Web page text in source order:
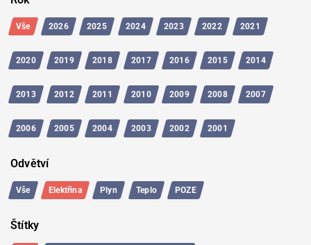
Vše 2026 2025 2024 2023 2022 2021
2020 2019 2018 2017 2016 2015 2014
2013 2012 2011 2010 2009 2008 2007
2006 2005 2004 2003 2002 2001
Odvětví
Vše Elektřina Plyn Teplo POZE
Štítky